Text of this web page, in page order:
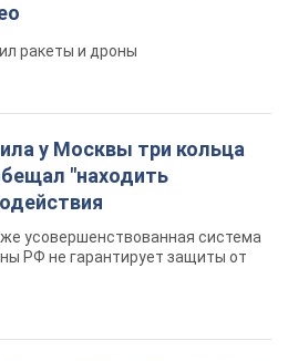
ракеты и дроны
у Москвы три кольца
"находить
усовершенствованная система
РФ не гарантирует защиты от